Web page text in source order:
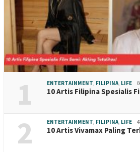
1 ENTERTAINMENT, FILIPINA, LIFE
10 Artis Filipina Spesialis
2 ENTERTAINMENT, FILIPINA, LIFE
10 Artis Vivamax Paling